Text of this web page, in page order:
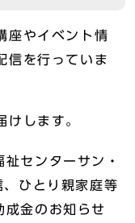
座やイベント情
信を行っていま
けします。
センターサン・
ひとり親家庭等
成金のお知らせ